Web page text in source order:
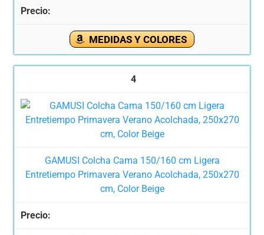
MEDIDAS Y COLORES
4
GAMUSI Colcha Cama 150/160 cm Ligera
Entretiempo Primavera Verano Acolchada, 250x270
cm, Color Beige